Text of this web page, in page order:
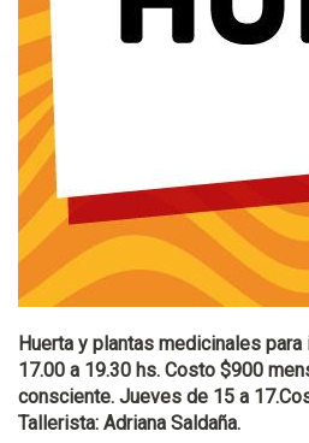
Huerta y plantas medicinales
17.00 a 19.30 hs. Costo $900
consciente. Jueves de 15 a
Tallerista: Adriana Saldaña.